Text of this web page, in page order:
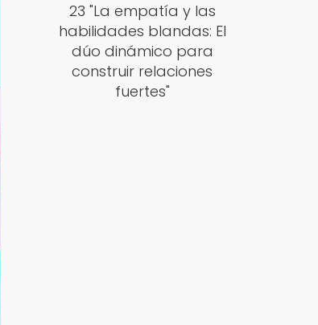
23 "La empatía y las
habilidades blandas: El
dúo dinámico para
construir relaciones
fuertes"